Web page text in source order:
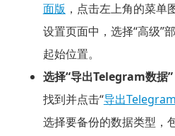
面版 ，点击左上角的菜单
设置页面中，选择“高级”
起始位置。
选择“导出Telegram数据”
找到并点击“导出
选择要备份的数据类型，